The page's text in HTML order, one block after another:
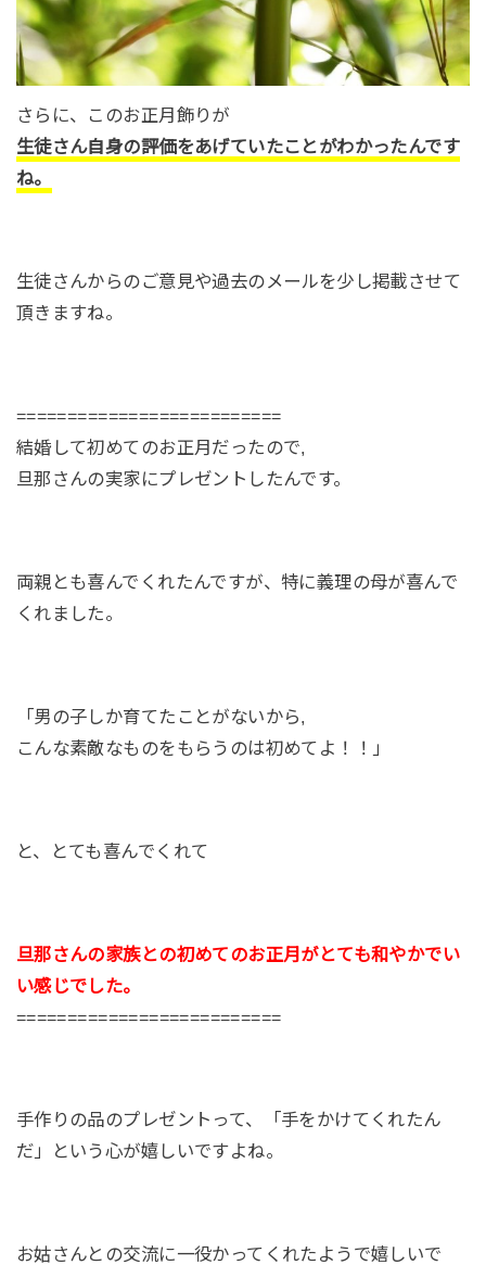
さらに、このお正月飾りが
生徒さん自身の評価をあげていたことがわかったんです
ね。
生徒さんからのご意見や過去のメールを少し掲載させて
頂きますね。
==========================
結婚して初めてのお正月だったので,
旦那さんの実家にプレゼントしたんです。
両親とも喜んでくれたんですが、特に義理の母が喜んで
くれました。
「男の子しか育てたことがないから,
こんな素敵なものをもらうのは初めてよ！！」
と、とても喜んでくれて
旦那さんの家族との初めてのお正月がとても和やかでい
い感じでした。
==========================
手作りの品のプレゼントって、「手をかけてくれたん
だ」という心が嬉しいですよね。
お姑さんとの交流に一役かってくれたようで嬉しいで